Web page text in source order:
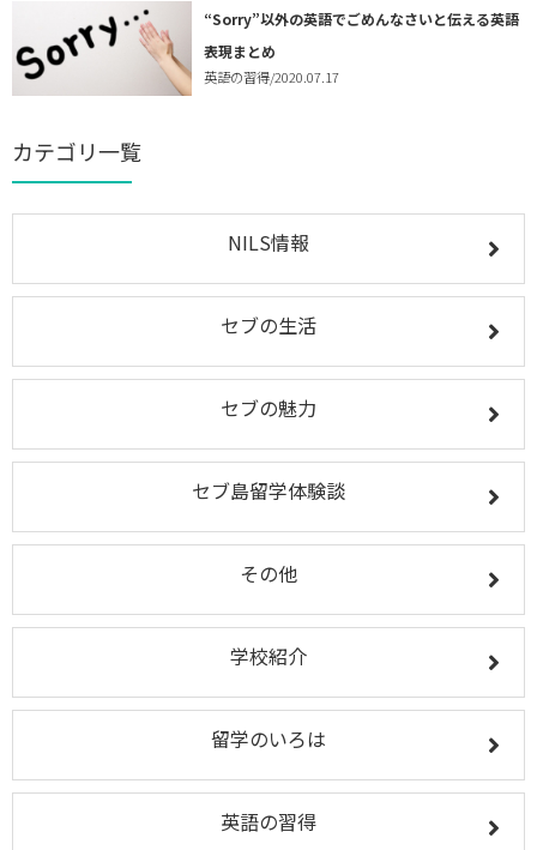
“Sorry”以外の英語でごめんなさいと伝える英語
表現まとめ
英語の習得/2020.07.17
カテゴリ一覧
NILS情報
セブの生活
セブの魅力
セブ島留学体験談
その他
学校紹介
留学のいろは
英語の習得